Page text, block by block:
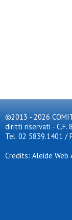
©2013 - 2026
diritti riservati - C.F.
Tel. 02 5839.1401 /
Credits: Aleide Web